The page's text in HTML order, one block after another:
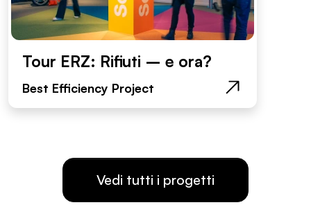
Tour ERZ: Rifiuti – e ora?
Best Efficiency Project
Vedi tutti i progetti